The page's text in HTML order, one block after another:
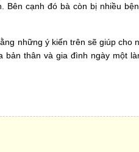
Bên cạnh đó bà còn bị nhiều
những ý kiến trên sẽ giúp cho
thân và gia đình ngày một